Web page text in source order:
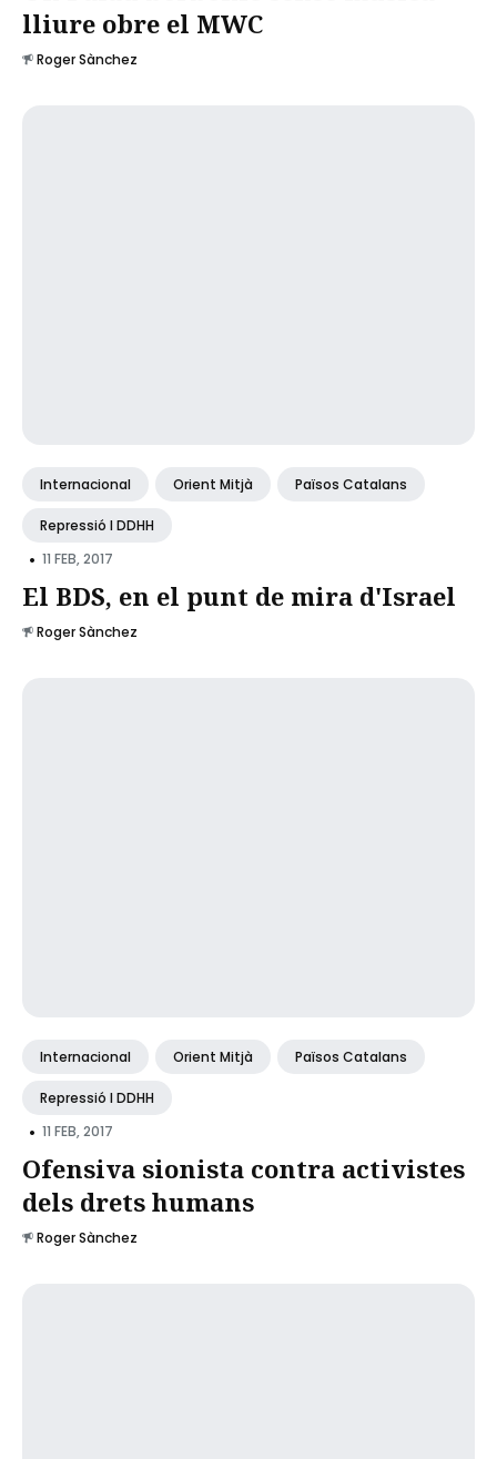
lliure obre el MWC
Roger Sànchez
Internacional Orient Mitjà Països Catalans
Repressió I DDHH
• 11 FEB, 2017
El BDS, en el punt de mira d'Israel
Roger Sànchez
Internacional Orient Mitjà Països Catalans
Repressió I DDHH
• 11 FEB, 2017
Ofensiva sionista contra activistes
dels drets humans
Roger Sànchez